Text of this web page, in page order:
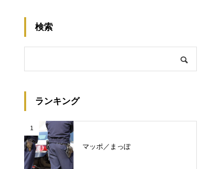
検索
ランキング
1
マッポ／まっぽ